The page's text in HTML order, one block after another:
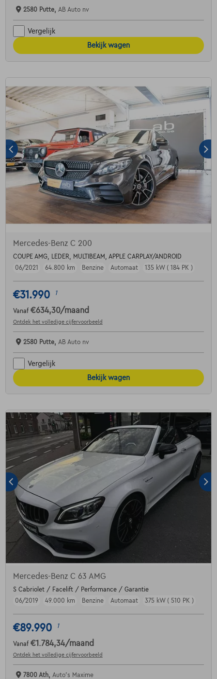
2580 Putte, AB Auto nv
Vergelijk
Bekijk wagen
Mercedes-Benz C 200
COUPE AMG, LEDER, MULTIBEAM, APPLE CARPLAY/ANDROID
06/2021
64.800 km Benzine Automaat 135 kW ( 184 PK )
€31.990 1
Vanaf €634,30/maand
Ontdek het volledige cijfervoorbeeld
2580 Putte, AB Auto nv
Vergelijk
Bekijk wagen
Mercedes-Benz C 63 AMG
S Cabriolet / Facelift / Performance / Garantie
06/2019
49.000 km Benzine Automaat 375 kW ( 510 PK )
€89.990 1
Vanaf €1.784,34/maand
Ontdek het volledige cijfervoorbeeld
7800 Ath, Auto's Maxime